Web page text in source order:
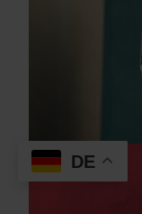
© Sebastian Schulte
DE